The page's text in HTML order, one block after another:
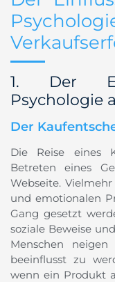
1. Der
Psychologie
Der
Die Reise eines
Betreten eines
Webseite.
und emotionalen
Gang gesetzt
soziale Beweise
Menschen
beeinflusst zu
wenn ein Produkt